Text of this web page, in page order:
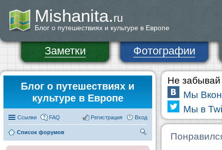
Mishanita.ru
Блог о путешествиях и культуре в Европе
Заметки Фотографии
Блог о путешествиях и
культуре в Европе
Ссылки FAQ Вход
Регистрация
Список форумов
Не забывай
Мы
Мы в